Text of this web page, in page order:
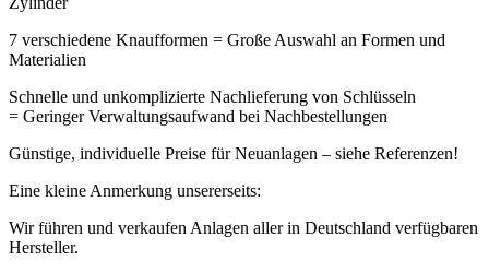
7 verschiedene Knaufformen = Große Auswahl an Formen und
Materialien
Schnelle und unkomplizierte Nachlieferung von Schlüsseln
= Geringer Verwaltungsaufwand bei Nachbestellungen
Günstige, individuelle Preise für Neuanlagen – siehe Referenzen!
Eine kleine Anmerkung unsererseits:
Wir führen und verkaufen Anlagen aller in Deutschland verfügbaren
Hersteller.